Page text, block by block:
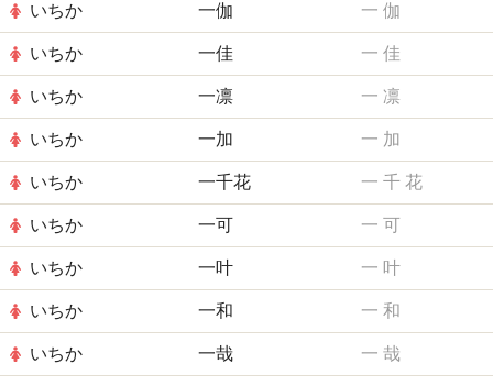
いちか 一伽 一 伽
いちか 一佳 一 佳
いちか 一凛 一 凛
いちか 一加 一 加
いちか 一千花 一 千 花
いちか 一可 一 可
いちか 一叶 一 叶
いちか 一和 一 和
いちか 一哉 一 哉